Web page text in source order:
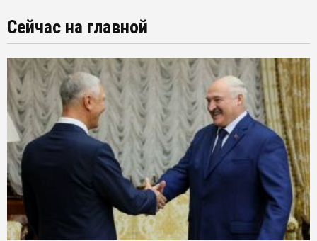
Сейчас на главной